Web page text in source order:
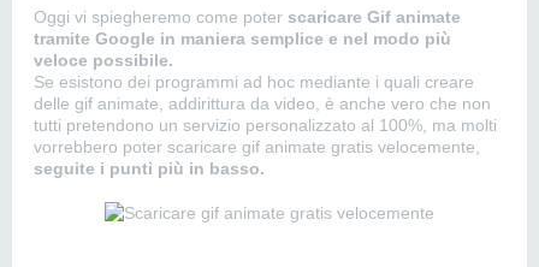
Oggi vi spiegheremo come poter scaricare Gif animate
tramite Google in maniera semplice e nel modo più
veloce possibile.
Se esistono dei programmi ad hoc mediante i quali creare
delle gif animate, addirittura da video, è anche vero che non
tutti pretendono un servizio personalizzato al 100%, ma molti
vorrebbero poter scaricare gif animate gratis velocemente,
seguite i punti più in basso.